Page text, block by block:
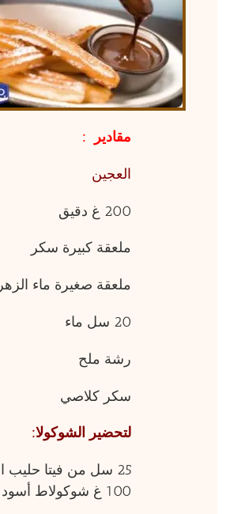
مقادير :
العجين
200 غ دقيق
ملعقة كبيرة سكر
ملعقة صغيرة ماء الزهر
20 سل ماء
رشة ملح
سكر كلاصي
لتحضير الشوكولا:
25 سل من فيتا حليب السائل
100 غ شوكولاط أسود